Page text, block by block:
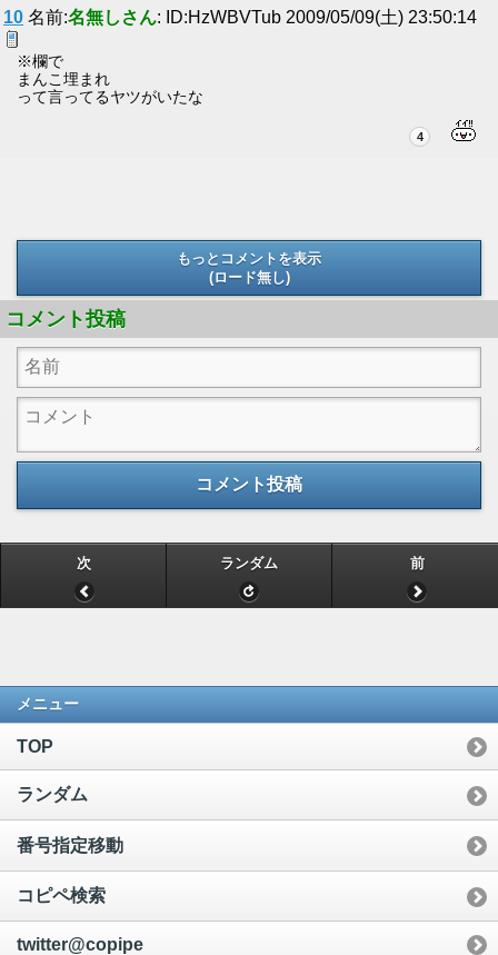
10 名前:名無しさん: ID:HzWBVTub 2009/05/09(土) 23:50:14
※欄で
まんこ埋まれ
って言ってるヤツがいたな
4
もっとコメントを表示
(ロード無し)
コメント投稿
コメント投稿
次 ランダム 前
メニュー
TOP
ランダム
番号指定移動
コピペ検索
twitter@copipe